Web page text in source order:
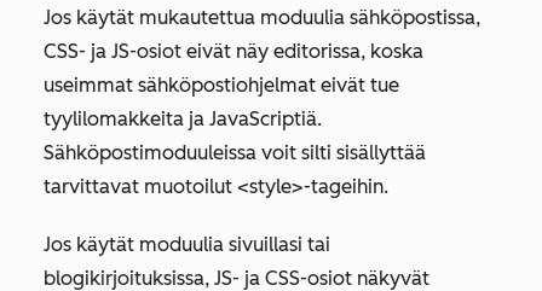
Jos käytät mukautettua moduulia sähköpostissa,
CSS- ja JS-osiot eivät näy editorissa, koska
useimmat sähköpostiohjelmat eivät tue
tyylilomakkeita ja JavaScriptiä.
Sähköpostimoduuleissa voit silti sisällyttää
tarvittavat muotoilut <style>-tageihin.
Jos käytät moduulia sivuillasi tai
blogikirjoituksissa, JS- ja CSS-osiot näkyvät